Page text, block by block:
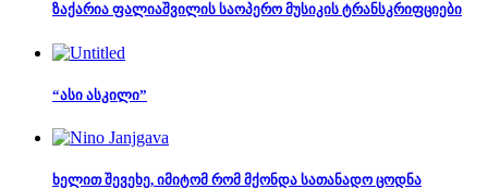
ზაქარია ფალიაშვილის საოპერო მუსიკის ტრანსკრიფციები
“ასი ასკილი”
ხელით შევეხე, იმიტომ რომ მქონდა სათანადო ცოდნა